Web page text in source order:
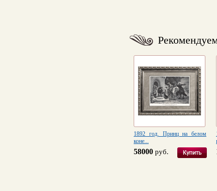
1892 год. Принц на белом
коне...
58000 руб.